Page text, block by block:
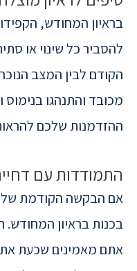
בראיון המחודש, הקפידו
להסביר כל שינוי או
הקודם לבין המצב
מכובד והתנהגו בנימוס
ההזדמנות שלכם
התמודדות עם
אם הבקשה הקודמת
בכנות בראיון
אתם מאמינים שכעת